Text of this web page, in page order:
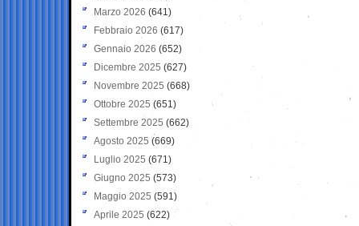
Marzo 2026 (641)
Febbraio 2026 (617)
Gennaio 2026 (652)
Dicembre 2025 (627)
Novembre 2025 (668)
Ottobre 2025 (651)
Settembre 2025 (662)
Agosto 2025 (669)
Luglio 2025 (671)
Giugno 2025 (573)
Maggio 2025 (591)
Aprile 2025 (622)